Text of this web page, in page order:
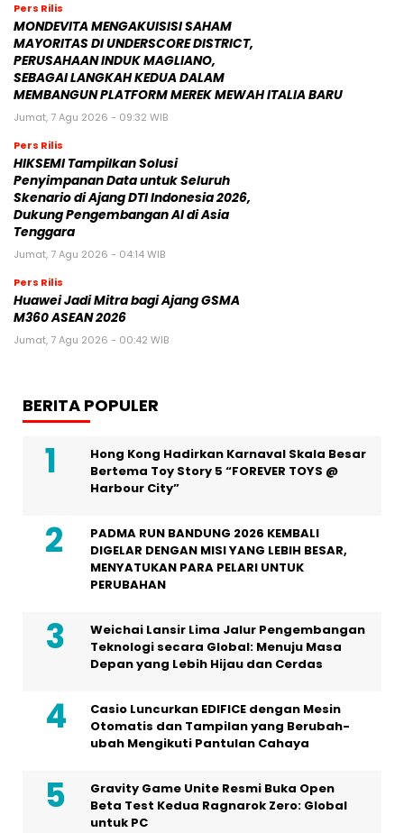
Pers Rilis
MONDEVITA MENGAKUISISI SAHAM
MAYORITAS DI UNDERSCORE DISTRICT,
PERUSAHAAN INDUK MAGLIANO,
SEBAGAI LANGKAH KEDUA DALAM
MEMBANGUN PLATFORM MEREK MEWAH ITALIA BARU
Jumat, 7 Agu 2026 - 09:32 WIB
Pers Rilis
HIKSEMI Tampilkan Solusi
Penyimpanan Data untuk Seluruh
Skenario di Ajang DTI Indonesia 2026,
Dukung Pengembangan AI di Asia
Tenggara
Jumat, 7 Agu 2026 - 04:14 WIB
Pers Rilis
Huawei Jadi Mitra bagi Ajang GSMA
M360 ASEAN 2026
Jumat, 7 Agu 2026 - 00:42 WIB
BERITA POPULER
Hong Kong Hadirkan Karnaval Skala Besar
Bertema Toy Story 5 “FOREVER TOYS @
Harbour City”
PADMA RUN BANDUNG 2026 KEMBALI
DIGELAR DENGAN MISI YANG LEBIH BESAR,
MENYATUKAN PARA PELARI UNTUK
PERUBAHAN
Weichai Lansir Lima Jalur Pengembangan
Teknologi secara Global: Menuju Masa
Depan yang Lebih Hijau dan Cerdas
Casio Luncurkan EDIFICE dengan Mesin
Otomatis dan Tampilan yang Berubah-
ubah Mengikuti Pantulan Cahaya
Gravity Game Unite Resmi Buka Open
Beta Test Kedua Ragnarok Zero: Global
untuk PC